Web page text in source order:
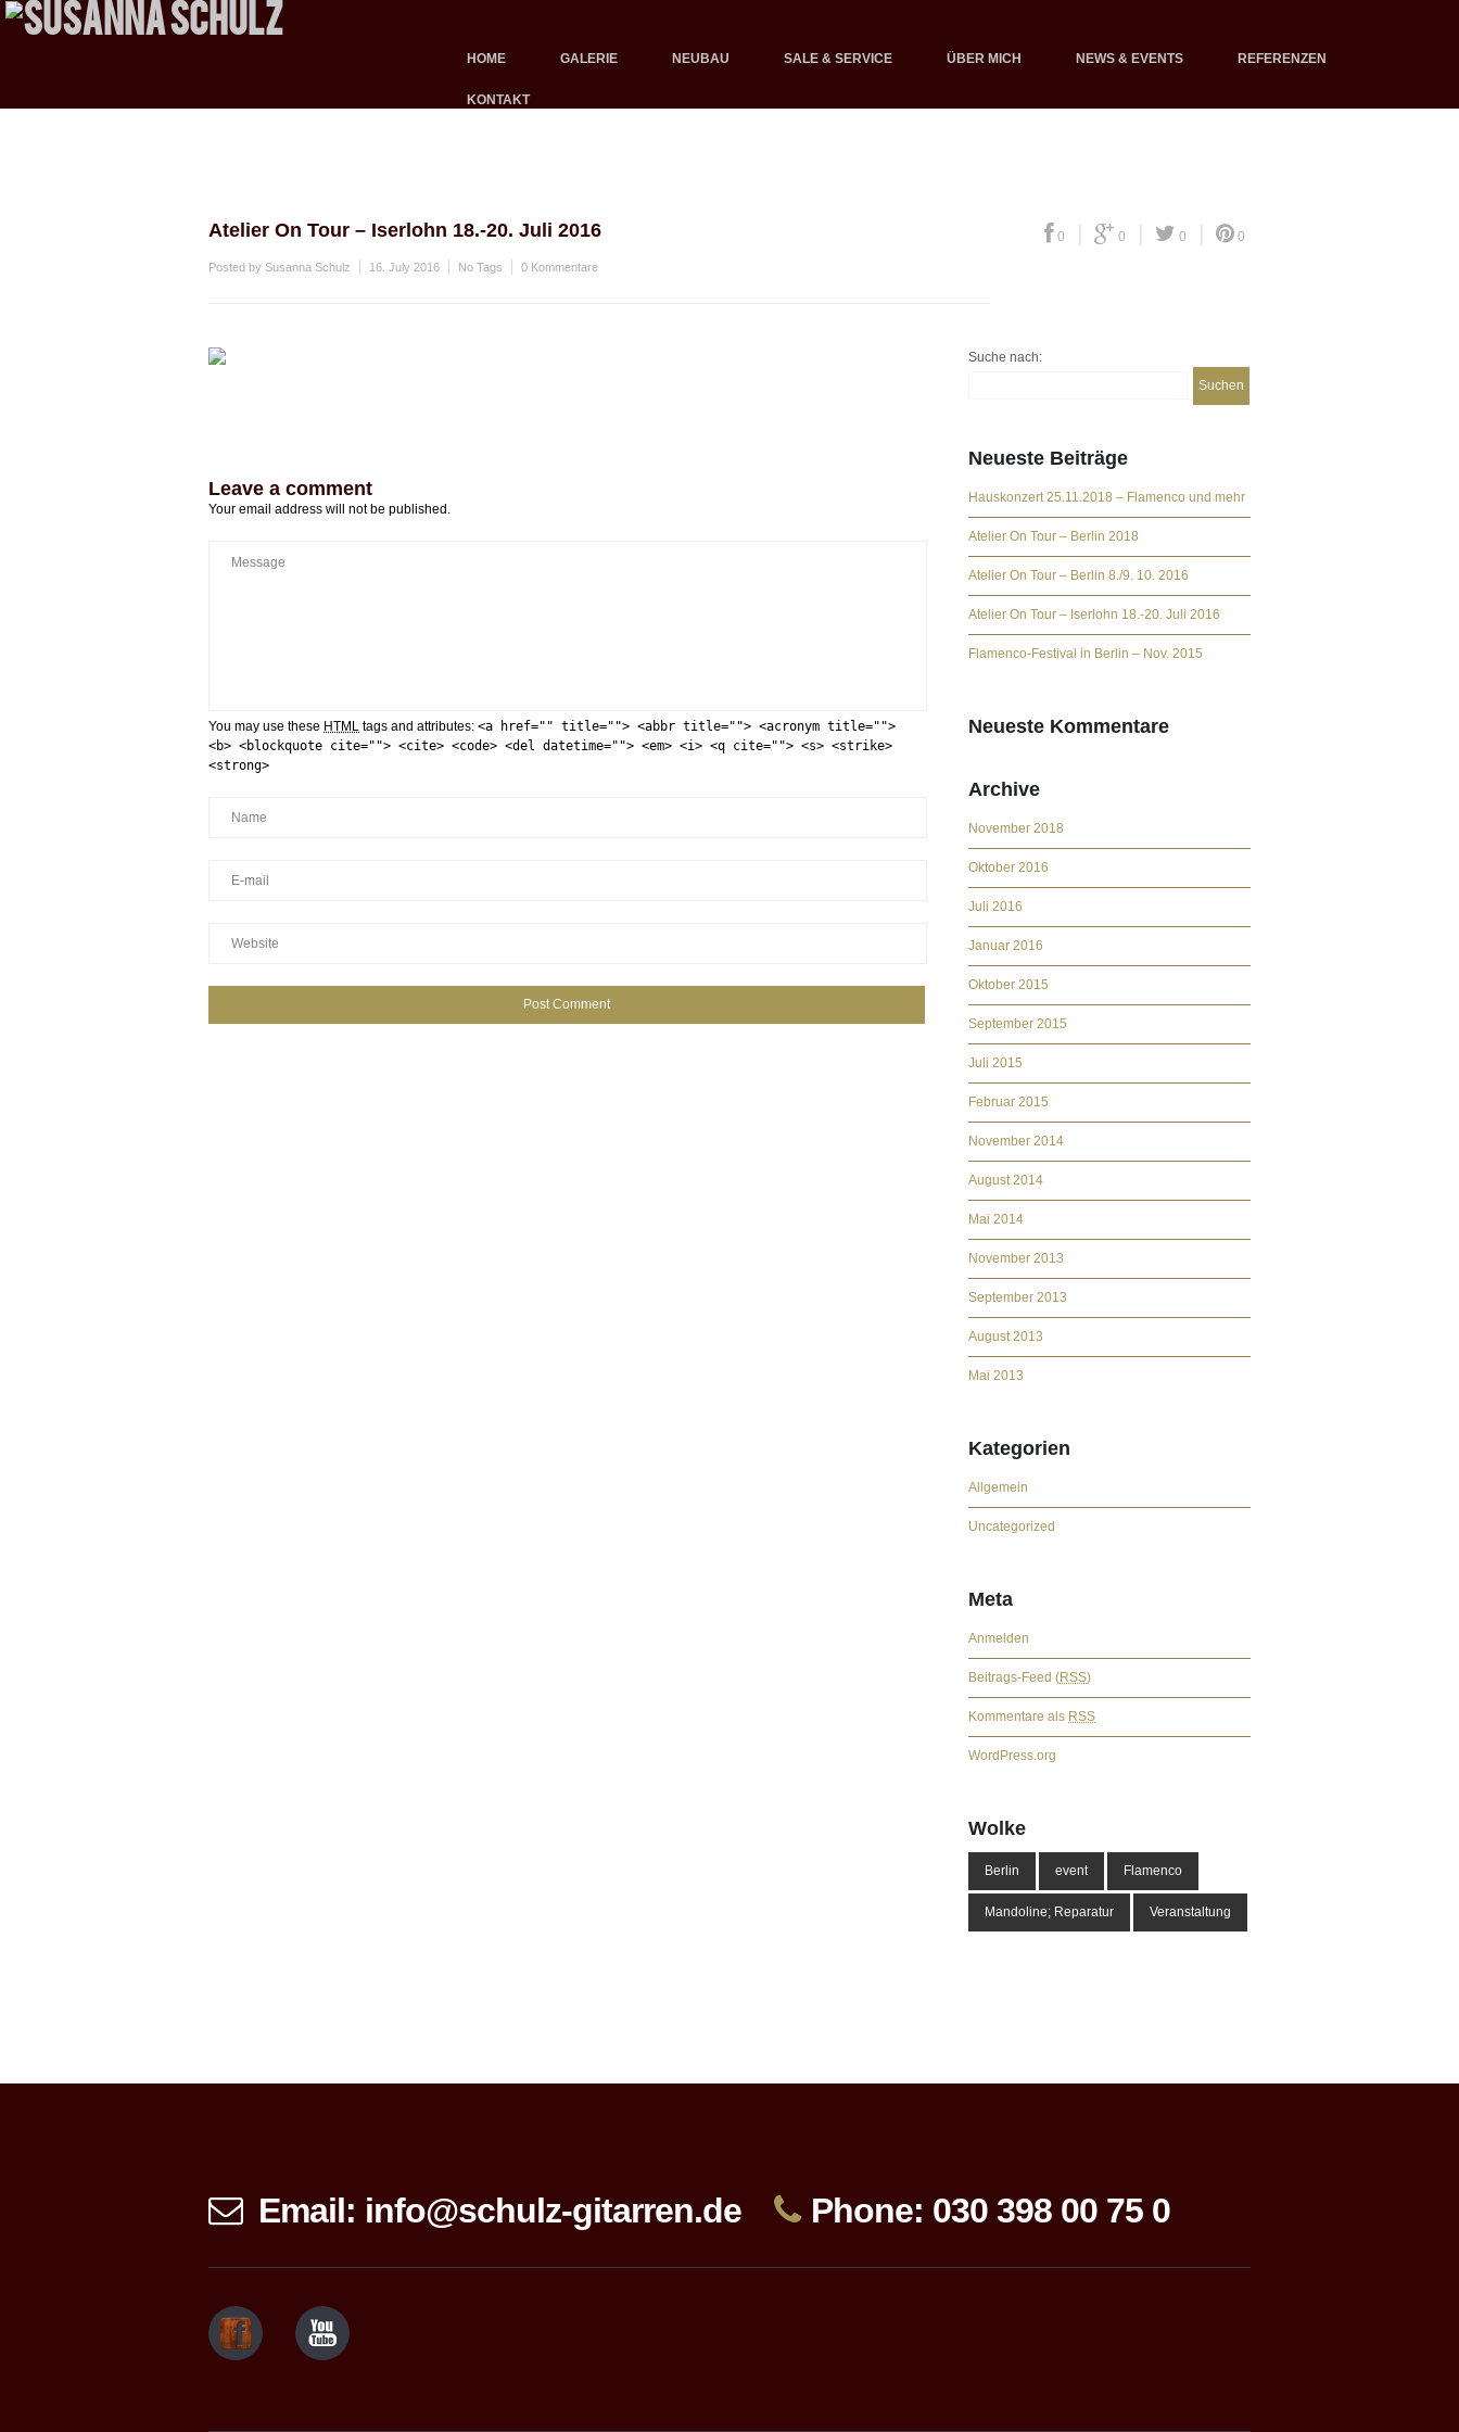
HOME GALERIE NEUBAU SALE & SERVICE ÜBER MICH NEWS & EVENTS REFERENZEN
KONTAKT
Atelier On Tour – Iserlohn 18.-20. Juli 2016
Posted by Susanna Schulz 16. July 2016 No Tags 0 Kommentare
0 0 0 0
Leave a comment
Your email address will not be published.
You may use these HTML tags and attributes: <a href="" title=""> <abbr title=""> <acronym title="">
<b> <blockquote cite=""> <cite> <code> <del datetime=""> <em> <i> <q cite=""> <s> <strike>
<strong>
Suche nach:
Neueste Beiträge
Hauskonzert 25.11.2018 – Flamenco und mehr
Atelier On Tour – Berlin 2018
Atelier On Tour – Berlin 8./9. 10. 2016
Atelier On Tour – Iserlohn 18.-20. Juli 2016
Flamenco-Festival in Berlin – Nov. 2015
Neueste Kommentare
Archive
November 2018
Oktober 2016
Juli 2016
Januar 2016
Oktober 2015
September 2015
Juli 2015
Februar 2015
November 2014
August 2014
Mai 2014
November 2013
September 2013
August 2013
Mai 2013
Kategorien
Allgemein
Uncategorized
Meta
Anmelden
Beitrags-Feed (RSS)
Kommentare als RSS
WordPress.org
Wolke
Berlin event Flamenco
Mandoline; Reparatur Veranstaltung
Email: info@schulz-gitarren.de Phone: 030 398 00 75 0